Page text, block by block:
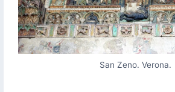
San Zeno. Verona.